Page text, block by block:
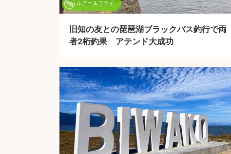
ルアー＆フライ
旧知の友との琵琶湖ブラックバス釣行で両
者2桁釣果 アテンド大成功